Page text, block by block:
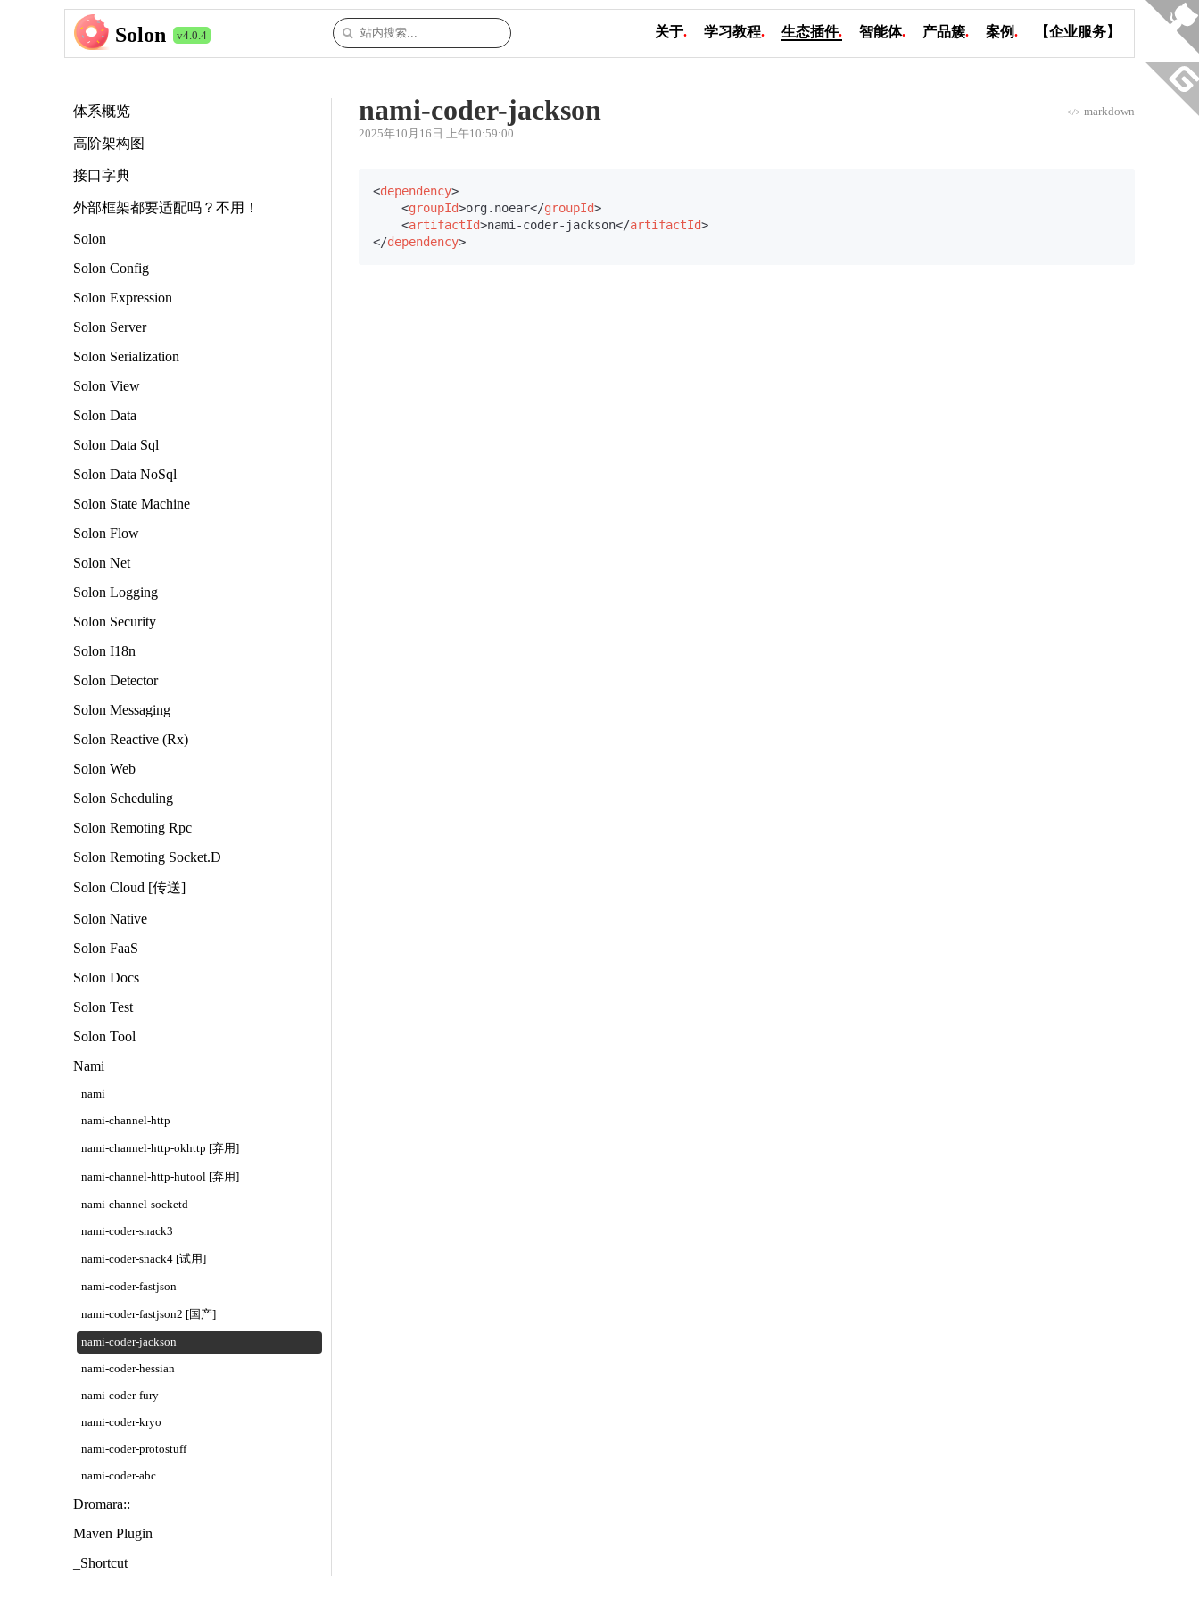
Solon v4.0.4 关于. 学习教程. 生态插件. 智能体. 产品簇. 案例. 【企业服务】
体系概览
高阶架构图
接口字典
外部框架都要适配吗？不用！
Solon
Solon Config
Solon Expression
Solon Server
Solon Serialization
Solon View
Solon Data
Solon Data Sql
Solon Data NoSql
Solon State Machine
Solon Flow
Solon Net
Solon Logging
Solon Security
Solon I18n
Solon Detector
Solon Messaging
Solon Reactive (Rx)
Solon Web
Solon Scheduling
Solon Remoting Rpc
Solon Remoting Socket.D
Solon Cloud [传送]
Solon Native
Solon FaaS
Solon Docs
Solon Test
Solon Tool
Nami
nami
nami-channel-http
nami-channel-http-okhttp [弃用]
nami-channel-http-hutool [弃用]
nami-channel-socketd
nami-coder-snack3
nami-coder-snack4 [试用]
nami-coder-fastjson
nami-coder-fastjson2 [国产]
nami-coder-jackson
nami-coder-hessian
nami-coder-fury
nami-coder-kryo
nami-coder-protostuff
nami-coder-abc
Dromara::
Maven Plugin
_Shortcut
nami-coder-jackson </> markdown
2025年10月16日 上午10:59:00
<dependency>
<groupId>org.noear</groupId>
<artifactId>nami-coder-jackson</artifactId>
</dependency>